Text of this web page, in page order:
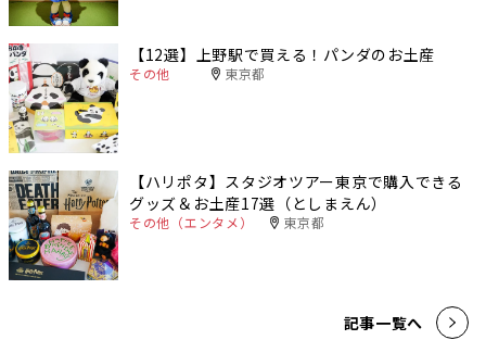
【12選】上野駅で買える！パンダのお土産
その他 東京都
【ハリポタ】スタジオツアー東京で購入できる
グッズ＆お土産17選（としまえん）
その他（エンタメ） 東京都
記事一覧へ